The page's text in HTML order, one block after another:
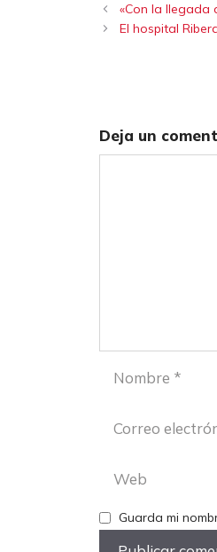
«Con la llegada
El hospital
Deja un
Nombre
electrónico
Guarda mi